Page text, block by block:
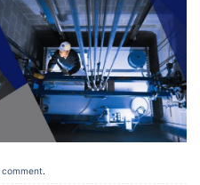
comment.